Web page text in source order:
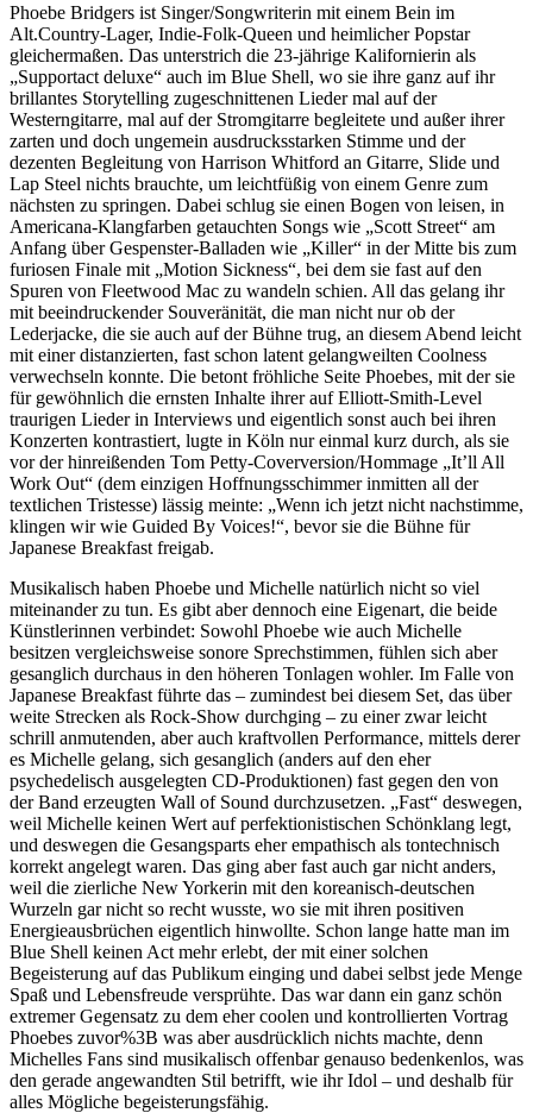
Phoebe Bridgers ist Singer/Songwriterin mit einem Bein im
Alt.Country-Lager, Indie-Folk-Queen und heimlicher Popstar
gleichermaßen. Das unterstrich die 23-jährige Kalifornierin als
„Supportact deluxe“ auch im Blue Shell, wo sie ihre ganz auf ihr
brillantes Storytelling zugeschnittenen Lieder mal auf der
Westerngitarre, mal auf der Stromgitarre begleitete und außer ihrer
zarten und doch ungemein ausdrucksstarken Stimme und der
dezenten Begleitung von Harrison Whitford an Gitarre, Slide und
Lap Steel nichts brauchte, um leichtfüßig von einem Genre zum
nächsten zu springen. Dabei schlug sie einen Bogen von leisen, in
Americana-Klangfarben getauchten Songs wie „Scott Street“ am
Anfang über Gespenster-Balladen wie „Killer“ in der Mitte bis zum
furiosen Finale mit „Motion Sickness“, bei dem sie fast auf den
Spuren von Fleetwood Mac zu wandeln schien. All das gelang ihr
mit beeindruckender Souveränität, die man nicht nur ob der
Lederjacke, die sie auch auf der Bühne trug, an diesem Abend leicht
mit einer distanzierten, fast schon latent gelangweilten Coolness
verwechseln konnte. Die betont fröhliche Seite Phoebes, mit der sie
für gewöhnlich die ernsten Inhalte ihrer auf Elliott-Smith-Level
traurigen Lieder in Interviews und eigentlich sonst auch bei ihren
Konzerten kontrastiert, lugte in Köln nur einmal kurz durch, als sie
vor der hinreißenden Tom Petty-Coverversion/Hommage „It’ll All
Work Out“ (dem einzigen Hoffnungsschimmer inmitten all der
textlichen Tristesse) lässig meinte: „Wenn ich jetzt nicht nachstimme,
klingen wir wie Guided By Voices!“, bevor sie die Bühne für
Japanese Breakfast freigab.
Musikalisch haben Phoebe und Michelle natürlich nicht so viel
miteinander zu tun. Es gibt aber dennoch eine Eigenart, die beide
Künstlerinnen verbindet: Sowohl Phoebe wie auch Michelle
besitzen vergleichsweise sonore Sprechstimmen, fühlen sich aber
gesanglich durchaus in den höheren Tonlagen wohler. Im Falle von
Japanese Breakfast führte das – zumindest bei diesem Set, das über
weite Strecken als Rock-Show durchging – zu einer zwar leicht
schrill anmutenden, aber auch kraftvollen Performance, mittels derer
es Michelle gelang, sich gesanglich (anders auf den eher
psychedelisch ausgelegten CD-Produktionen) fast gegen den von
der Band erzeugten Wall of Sound durchzusetzen. „Fast“ deswegen,
weil Michelle keinen Wert auf perfektionistischen Schönklang legt,
und deswegen die Gesangsparts eher empathisch als tontechnisch
korrekt angelegt waren. Das ging aber fast auch gar nicht anders,
weil die zierliche New Yorkerin mit den koreanisch-deutschen
Wurzeln gar nicht so recht wusste, wo sie mit ihren positiven
Energieausbrüchen eigentlich hinwollte. Schon lange hatte man im
Blue Shell keinen Act mehr erlebt, der mit einer solchen
Begeisterung auf das Publikum einging und dabei selbst jede Menge
Spaß und Lebensfreude versprühte. Das war dann ein ganz schön
extremer Gegensatz zu dem eher coolen und kontrollierten Vortrag
Phoebes zuvor%3B was aber ausdrücklich nichts machte, denn
Michelles Fans sind musikalisch offenbar genauso bedenkenlos, was
den gerade angewandten Stil betrifft, wie ihr Idol – und deshalb für
alles Mögliche begeisterungsfähig.